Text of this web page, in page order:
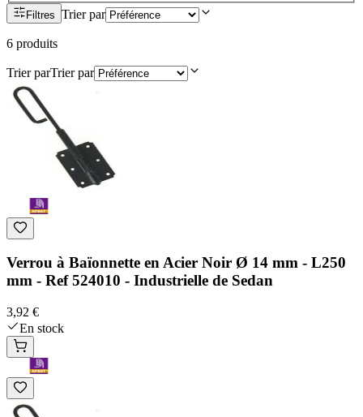
Filtres Trier par
6 produits
Trier parTrier par
Verrou à Baïonnette en Acier Noir Ø 14 mm - L250
mm - Ref 524010 - Industrielle de Sedan
3,92 €
En stock